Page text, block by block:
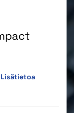
Lisätietoa